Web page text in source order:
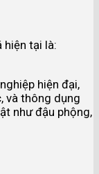
hiện tại là:
hiện đại,
và thông dụng
như đậu phộng,